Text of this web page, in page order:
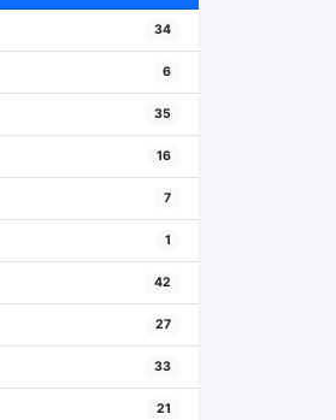
34
6
35
16
7
1
42
27
33
21